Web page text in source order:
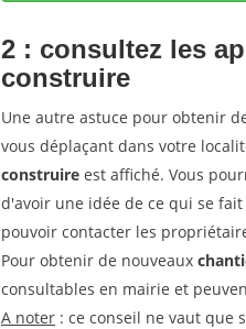
2 : consultez les
construire
Une autre astuce pour obtenir
vous déplaçant dans votre
construire est affiché. Vous
d'avoir une idée de ce qui se
pouvoir contacter les
Pour obtenir de nouveaux
consultables en mairie et
A noter : ce conseil ne vaut que